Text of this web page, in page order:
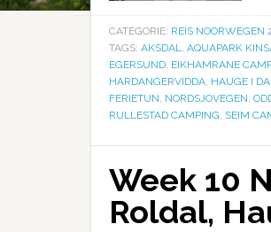
CATEGORIE: REIS NOORWEGEN
TAGS: AKSDAL, AQUAPARK
EGERSUND, EIKHAMRANE
HARDANGERVIDDA, HAUGE I
FERIETUN, NORDSJOVEGEN,
RULLESTAD CAMPING, SEIM
Week 10
Roldal,